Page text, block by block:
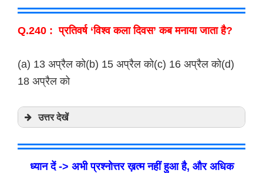
Q.240 : प्रतिवर्ष ‘विश्व कला दिवस’ कब मनाया जाता है?
(a) 13 अप्रैल को(b) 15 अप्रैल को(c) 16 अप्रैल को(d)
18 अप्रैल को
उत्तर देखें
ध्यान दें -> अभी प्रश्नोत्तर ख़त्म नहीं हुआ है, और अधिक